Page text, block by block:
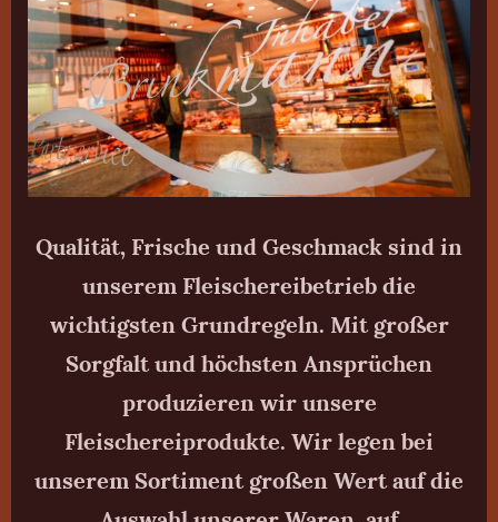
Qualität, Frische und Geschmack sind in
unserem Fleischereibetrieb die
wichtigsten Grundregeln. Mit großer
Sorgfalt und höchsten Ansprüchen
produzieren wir unsere
Fleischereiprodukte. Wir legen bei
unserem Sortiment großen Wert auf die